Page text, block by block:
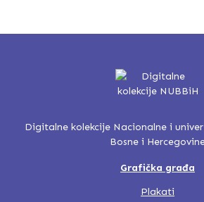
Digitalne kolekcije Nacionalne i
Bosne i
Grafička građa
Plakati